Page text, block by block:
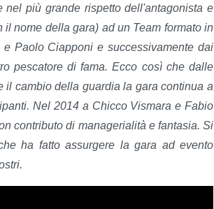
nel più grande rispetto dell'antagonista e
nome della gara) ad un Team formato in
Paolo Ciapponi e successivamente dai
pescatore di fama. Ecco così che dalle
cambio della guardia la gara continua a
Nel 2014 a Chicco Vismara e Fabio
contributo di managerialità e fantasia. Si
ha fatto assurgere la gara ad evento